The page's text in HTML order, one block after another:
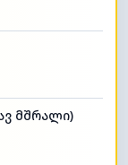
მშრალი)